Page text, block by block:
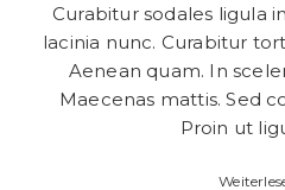
Curabitur sodales ligula
lacinia nunc. Curabitur
Aenean quam. In
Maecenas mattis. Sed
Proin ut